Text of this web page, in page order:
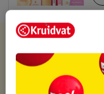
Gratis ophalen in de
Op werkdagen voor
Gratis thuisbezorgd